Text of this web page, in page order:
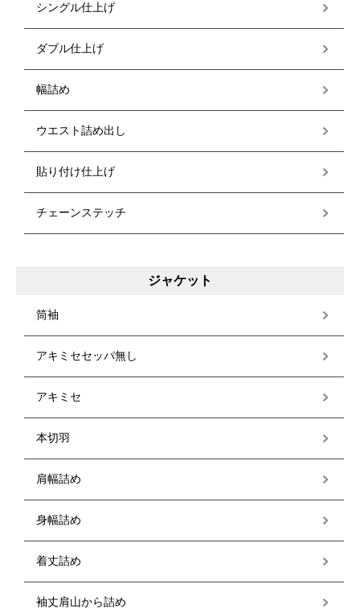
シングル仕上げ
ダブル仕上げ
幅詰め
ウエスト詰め出し
貼り付け仕上げ
チェーンステッチ
ジャケット
筒袖
アキミセセッパ無し
アキミセ
本切羽
肩幅詰め
身幅詰め
着丈詰め
袖丈肩山から詰め